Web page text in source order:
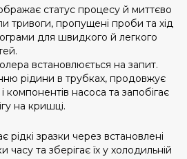
статус процесу й миттєво
тривоги, пропущені проби та хід
для швидкого й легкого
встановлюється на запит.
рідини в трубках, продовжує
компонентів насоса та запобігає
на кришці.
рідкі зразки через встановлені
та зберігає їх у холодильній